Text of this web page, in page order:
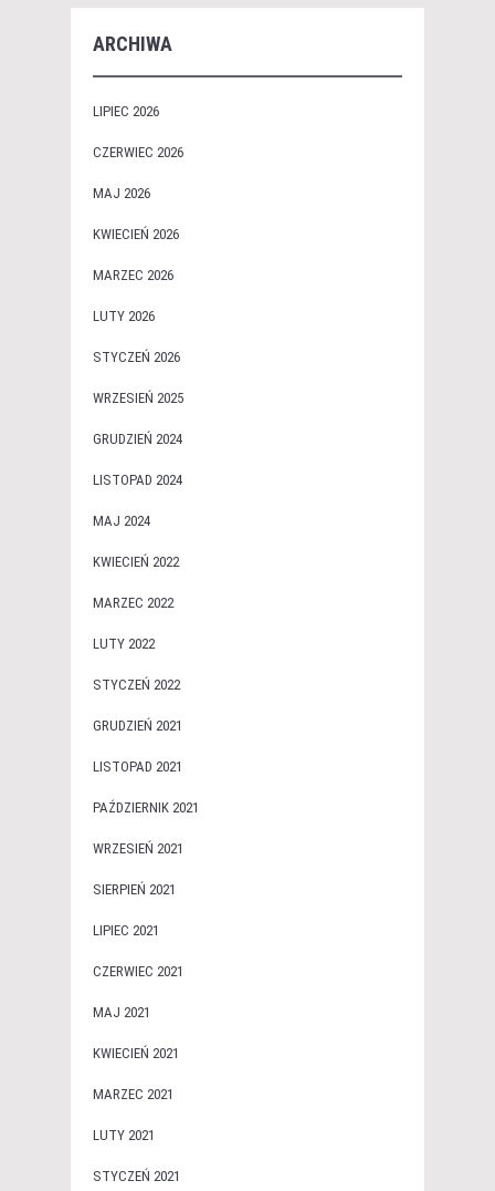
ARCHIWA
LIPIEC 2026
CZERWIEC 2026
MAJ 2026
KWIECIEŃ 2026
MARZEC 2026
LUTY 2026
STYCZEŃ 2026
WRZESIEŃ 2025
GRUDZIEŃ 2024
LISTOPAD 2024
MAJ 2024
KWIECIEŃ 2022
MARZEC 2022
LUTY 2022
STYCZEŃ 2022
GRUDZIEŃ 2021
LISTOPAD 2021
PAŹDZIERNIK 2021
WRZESIEŃ 2021
SIERPIEŃ 2021
LIPIEC 2021
CZERWIEC 2021
MAJ 2021
KWIECIEŃ 2021
MARZEC 2021
LUTY 2021
STYCZEŃ 2021